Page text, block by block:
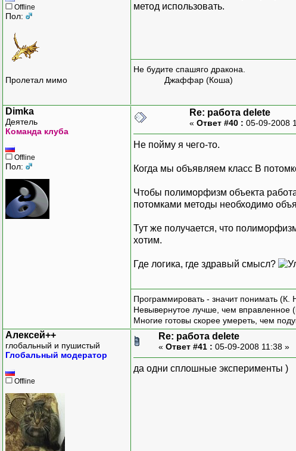
Offline
Пол:
Пролетал мимо
метод использовать.
Не будите спашяго дракона.
Джаффар (Коша)
Dimka
Деятель
Команда клуба
Offline
Пол:
Re: работа delete
« Ответ #40 : 05-09-2008
Не пойму я чего-то.
Когда мы объявляем класс B
Чтобы полиморфизм объекта
потомками методы необходимо
Тут же получается, что
хотим.
Где логика, где здравый смысл?
Программировать - значит понимать (К.
Невывернутое лучше, чем вправленное
Многие готовы скорее умереть, чем
Алексей++
глобальный и пушистый
Глобальный модератор
Offline
Re: работа delete
« Ответ #41 : 05-09-2008 11:38 »
да одни сплошные эксперименты )